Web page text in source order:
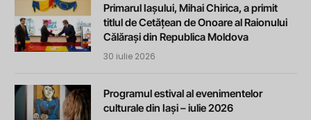
Primarul Iașului, Mihai Chirica, a primit
titlul de Cetățean de Onoare al Raionului
Călărași din Republica Moldova
30 iulie 2026
Programul estival al evenimentelor
culturale din Iași – iulie 2026